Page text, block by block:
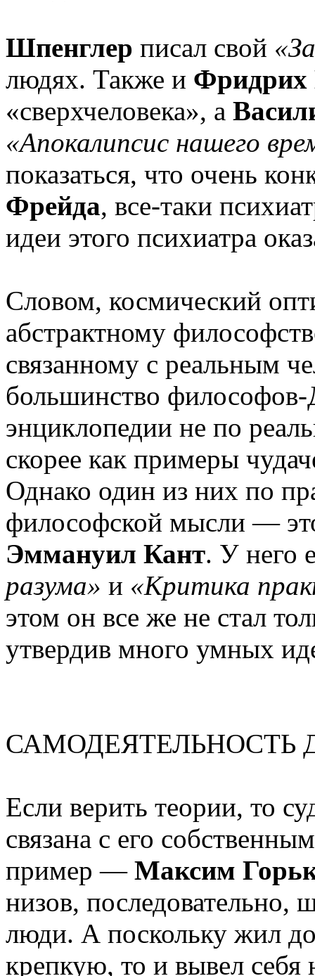
Шпенглер писал свой
людях. Также и
«сверхчеловека», а
«Апокалипсис нашего
показаться, что очень
Фрейда, все-таки
идеи этого психиатра
Словом, космический
абстрактному
связанному с реальным
большинство
энциклопедии не по
скорее как примеры
Однако один из них по
философской мысли —
Эммануил Кант. У него
разума» и «Критика
этом он все же не стал
утвердив много умных
САМОДЕЯТЕЛЬНОСТЬ
Если верить теории, то
связана с его
пример — Максим
низов, последовательно,
люди. А поскольку жил
крепкую, то и вывел